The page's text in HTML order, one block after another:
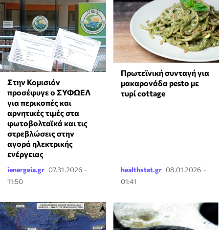
Στην Κομισιόν
προσέφυγε ο ΣΥΦΩΕΛ
για περικοπές και
αρνητικές τιμές στα
φωτοβολταϊκά και τις
στρεβλώσεις στην
αγορά ηλεκτρικής
ενέργειας
ienergeia.gr 07.31.2026 -
11:50
Πρωτεϊνική συνταγή για
μακαρονάδα pesto με
τυρί cottage
healthstat.gr 08.01.2026 -
01:41